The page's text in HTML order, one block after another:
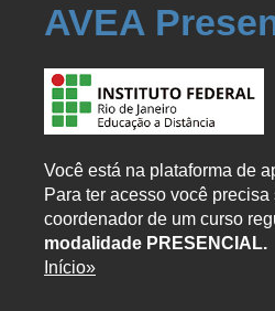
AVEA
Você está na plataforma de
Para ter acesso você
coordenador de um curso
modalidade PRESENCIAL.
Início»